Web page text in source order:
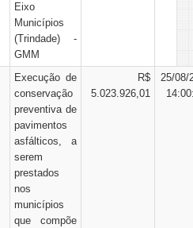
Eixo
Municípios
(Trindade) -
GMM
Execução de
conservação
preventiva de
pavimentos
asfálticos, a
serem
prestados
nos
municípios
que compõe
R$
5.023.926,01
25/08/